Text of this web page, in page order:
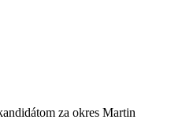
za okres Martin